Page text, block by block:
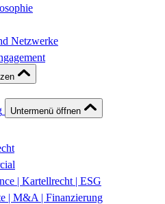
Netzwerke
Untermenü öffnen
| Kartellrecht | ESG
| M&A | Finanzierung